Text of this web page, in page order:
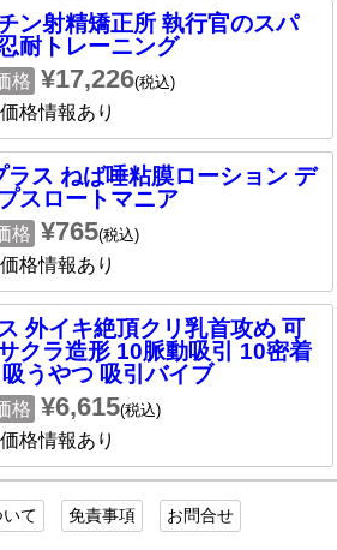
ン射精矯正所 執行官のスパ
耐トレーニング
格 ¥17,226(税込)
格情報あり
ラス ねば唾粘膜ローション デ
スロートマニア
格 ¥765(税込)
格情報あり
外イキ絶頂クリ乳首攻め 可
クラ造形 10脈動吸引 10密着
うやつ 吸引バイブ
格 ¥6,615(税込)
格情報あり
て 免責事項 お問合せ